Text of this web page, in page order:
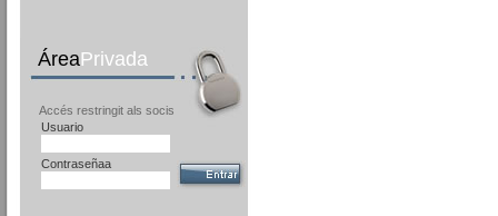
ÁreaPrivada
Accés restringit als socis
Usuario
Contraseñaa